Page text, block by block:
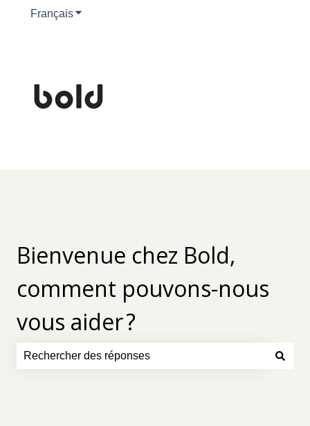
FrançaisAfficher le sous-menu pour les traductions
Bienvenue chez Bold,
comment pouvons-nous
vous aider ?